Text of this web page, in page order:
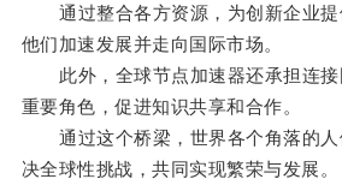
通过整合各方资源，为创新企业提
他们加速发展并走向国际市场。
此外，全球节点加速器还承担连接
重要角色，促进知识共享和合作。
通过这个桥梁，世界各个角落的人
决全球性挑战，共同实现繁荣与发展。